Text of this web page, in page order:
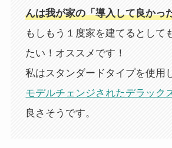
んは我が家の「導入して良かっ
もしもう１度家を建てるとして
たい！オススメです！
私はスタンダードタイプを使用
モデルチェンジされたデラック
良さそうです。